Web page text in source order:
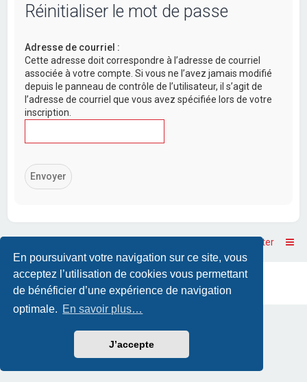
En poursuivant votre navigation sur ce site, vous
acceptez l’utilisation de cookies vous permettant
de bénéficier d’une expérience de navigation
optimale. En savoir plus…
J’accepte
Réinitialiser le mot de passe
Adresse de courriel :
Cette adresse doit correspondre à l’adresse de courriel
associée à votre compte. Si vous ne l’avez jamais modifié
depuis le panneau de contrôle de l’utilisateur, il s’agit de
l’adresse de courriel que vous avez spécifiée lors de votre
inscription.
Nous contacter
Powered by phpBB™• Design byPlanetStyles
Traduction française officielle©Qiaeru